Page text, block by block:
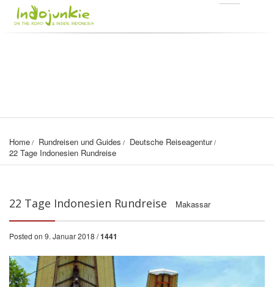
Home Rundreisen und Guides
Deutsche Reiseagentur
22 Tage Indonesien Rundreise
22 Tage Indonesien Rundreise Makassar
Posted on 9. Januar 2018 /1441